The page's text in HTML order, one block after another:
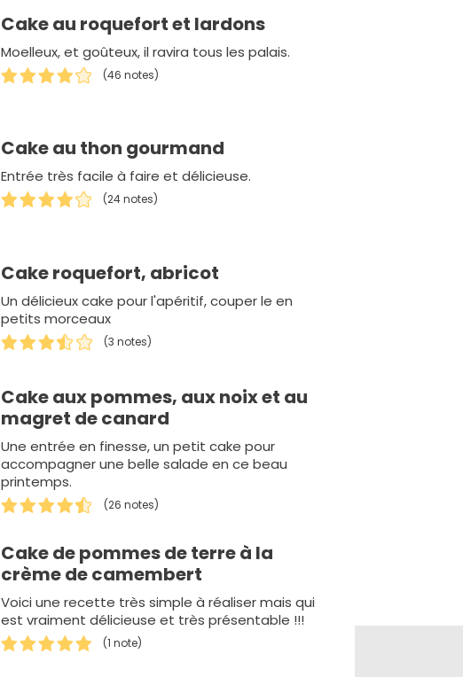
Cake au roquefort et lardons
Moelleux, et goûteux, il ravira tous les palais.
(46 notes)
Cake au thon gourmand
Entrée très facile à faire et délicieuse.
(24 notes)
Cake roquefort, abricot
Un délicieux cake pour l'apéritif, couper le en
petits morceaux
(3 notes)
Cake aux pommes, aux noix et au
magret de canard
Une entrée en finesse, un petit cake pour
accompagner une belle salade en ce beau
printemps.
(26 notes)
Cake de pommes de terre à la
crème de camembert
Voici une recette très simple à réaliser mais qui
est vraiment délicieuse et très présentable !!!
(1 note)